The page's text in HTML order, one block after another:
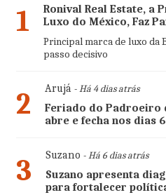
1
Ronival Real Estate, a
Luxo do México, Faz
Principal marca de luxo da
passo decisivo
2 Arujá- Há 4 dias atrás
Feriado do Padroeiro
abre e fecha nos dias
3 Suzano - Há 6 dias atrás
Suzano apresenta
para fortalecer